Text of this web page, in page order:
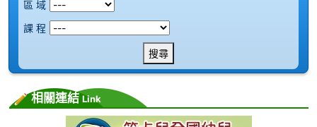
區 域
課 程
搜尋
相關連結Link